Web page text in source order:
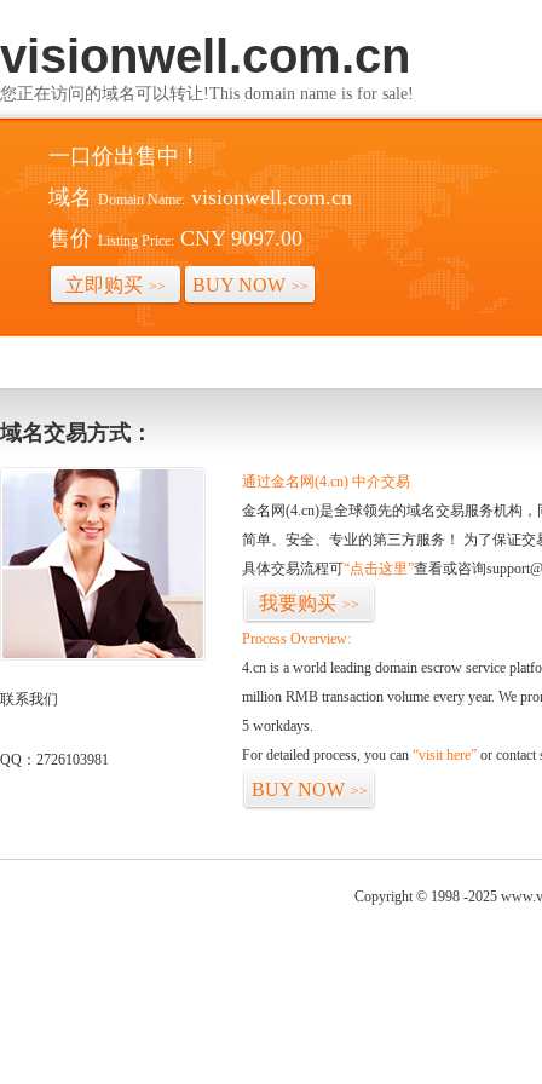
visionwell.com.cn
您正在访问的域名可以转让!This domain name is for sale!
一口价出售中！
域名 Domain Name: visionwell.com.cn
售价 Listing Price: CNY 9097.00
立即购买 >> BUY NOW >>
域名交易方式：
联系我们
QQ：2726103981
通过金名网(4.cn) 中介交易
金名网(4.cn)是全球领先的域名交易服务机构
简单、安全、专业的第三方服务！ 为了保证
具体交易流程可“点击这里”查看或咨询
我要购买 >>
Process Overview:
4.cn is a world leading domain escrow service
million RMB transaction volume every year. We
5 workdays.
For detailed process, you can “visit here” or contact
BUY NOW >>
Copyright © 1998 -2025